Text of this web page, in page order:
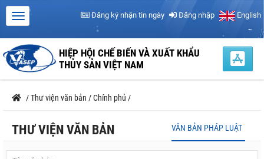
Đăng ký nhận tin ngày Đăng nhập English
HIỆP HỘI CHẾ BIẾN VÀ XUẤT KHẨU
THỦY SẢN VIỆT NAM
/Thư viện văn bản /Chính phủ /
THƯ VIỆN VĂN BẢN VĂN BẢN PHÁP LUẬT